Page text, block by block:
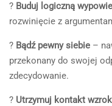
? Buduj logiczną
rozwinięcie z
? Bądź pewny siebie –
przekonany do swojej
zdecydowanie.
? Utrzymuj kontakt